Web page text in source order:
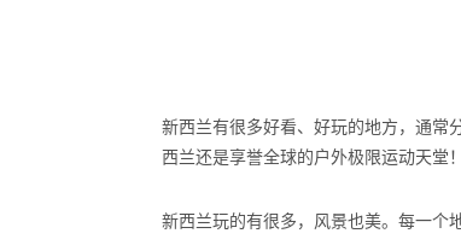
新西兰有很多好看、好玩的地方，通常
西兰还是享誉全球的户外极限运动天堂
新西兰玩的有很多，风景也美。每一个